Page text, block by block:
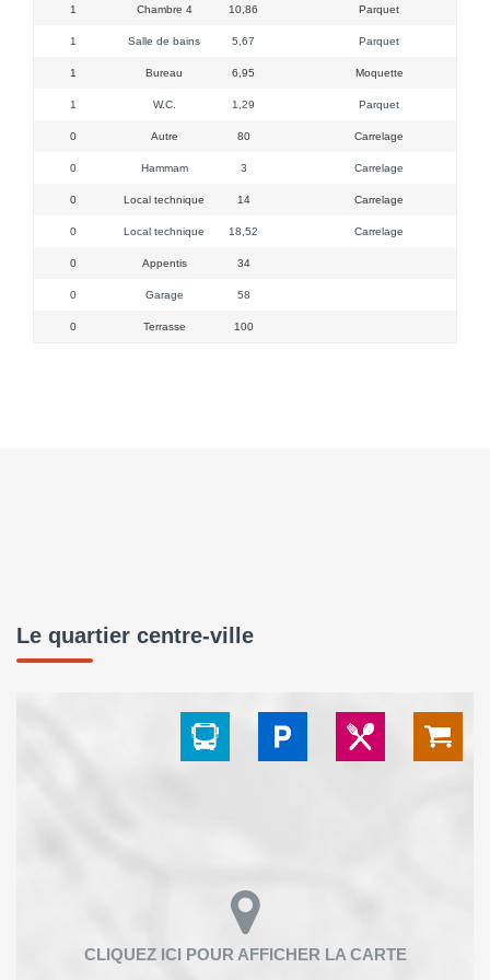
1 Chambre 4 10,86 Parquet
1 Salle de bains 5,67 Parquet
1 Bureau 6,95 Moquette
1 W.C. 1,29 Parquet
0 Autre 80 Carrelage
0 Hammam 3 Carrelage
0 Local technique 14 Carrelage
0 Local technique 18,52 Carrelage
0 Appentis 34
0 Garage 58
0 Terrasse 100
Le quartier centre-ville